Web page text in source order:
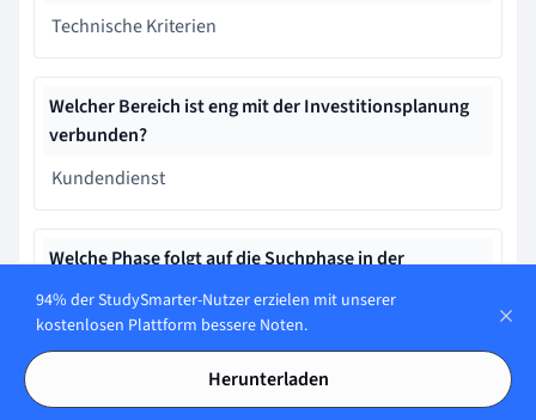
Technische Kriterien
Welcher Bereich ist eng mit der Investitionsplanung
verbunden?
Kundendienst
Welche Phase folgt auf die Suchphase in der
Investitionsplanung?
Entscheidungsphase
94% der StudySmarter-Nutzer erzielen mit unserer
kostenlosen Plattform bessere Noten.
Herunterladen